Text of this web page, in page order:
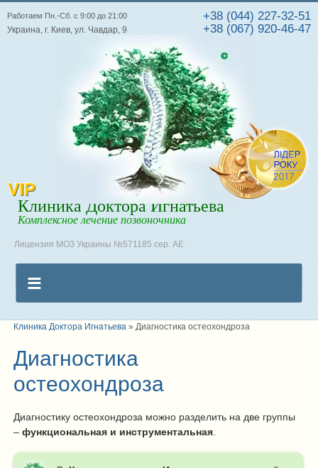
+38 (044) 227-32-51
+38 (067) 920-46-47
Работаем Пн.-Сб. с 9:00 до 21:00
Украина, г. Киев, ул. Чавдар, 9
VIP
Клиника Доктора Игнатьева
Комплексное лечение позвоночника
Лицензия МОЗ Украины №571185 сер. АЕ
Клиника Доктора Игнатьева » Диагностика остеохондроза
Диагностика
остеохондроза
Диагностику остеохондроза можно разделить на две группы
– функциональная и инструментальная